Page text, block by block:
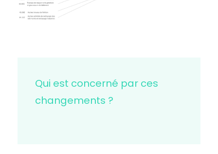
Qui est concerné par ces
changements ?